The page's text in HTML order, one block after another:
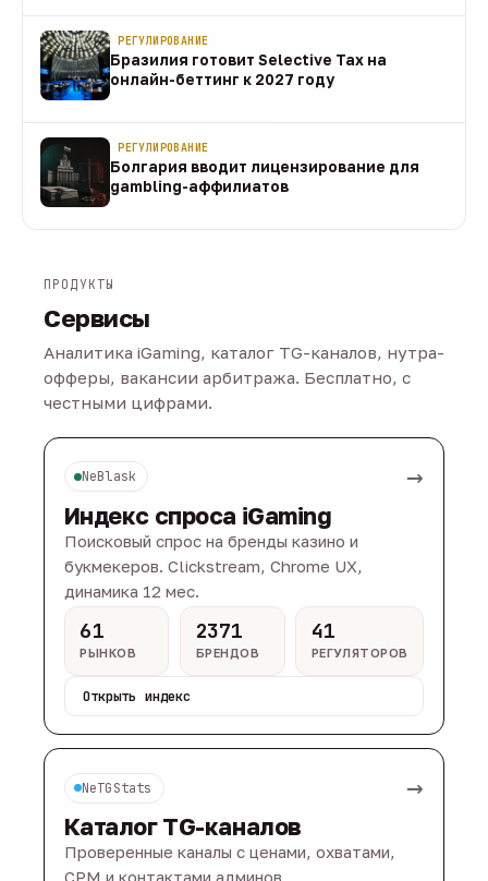
РЕГУЛИРОВАНИЕ
Бразилия готовит Selective Tax на
онлайн-беттинг к 2027 году
РЕГУЛИРОВАНИЕ
Болгария вводит лицензирование для
gambling-аффилиатов
ПРОДУКТЫ
Сервисы
Аналитика iGaming, каталог TG-каналов, нутра-
офферы, вакансии арбитража. Бесплатно, с
честными цифрами.
NeBlask →
Индекс спроса iGaming
Поисковый спрос на бренды казино и
букмекеров. Clickstream, Chrome UX,
динамика 12 мес.
61
РЫНКОВ
2371
БРЕНДОВ
41
РЕГУЛЯТОРОВ
Открыть индекс
NeTGStats →
Каталог TG-каналов
Проверенные каналы с ценами, охватами,
CPM и контактами админов.